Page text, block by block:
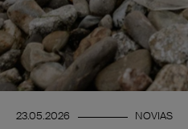
23.05.2026 NOVIAS